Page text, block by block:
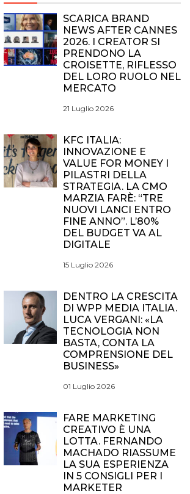
SCARICA BRAND
NEWS AFTER CANNES
2026. I CREATOR SI
PRENDONO LA
CROISETTE, RIFLESSO
DEL LORO RUOLO NEL
MERCATO
21 Luglio 2026
KFC ITALIA:
INNOVAZIONE E
VALUE FOR MONEY I
PILASTRI DELLA
STRATEGIA. LA CMO
MARZIA FARÈ: “TRE
NUOVI LANCI ENTRO
FINE ANNO”. L’80%
DEL BUDGET VA AL
DIGITALE
15 Luglio 2026
DENTRO LA CRESCITA
DI WPP MEDIA ITALIA.
LUCA VERGANI: «LA
TECNOLOGIA NON
BASTA, CONTA LA
COMPRENSIONE DEL
BUSINESS»
01 Luglio 2026
FARE MARKETING
CREATIVO È UNA
LOTTA. FERNANDO
MACHADO RIASSUME
LA SUA ESPERIENZA
IN 5 CONSIGLI PER I
MARKETER